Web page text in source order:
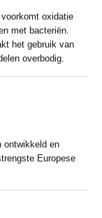
oxidatie
met bacteriën.
het gebruik van
overbodig.
ontwikkeld en
Europese